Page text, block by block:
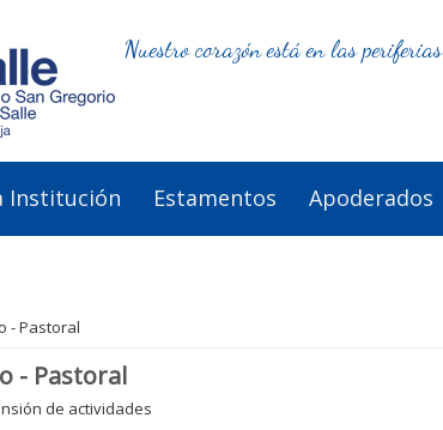
Nuestro corazón está en las periferias
Institución Estamentos Apoderados
- Pastoral
- Pastoral